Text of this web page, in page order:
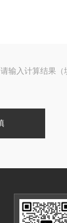
请输入计算结果（